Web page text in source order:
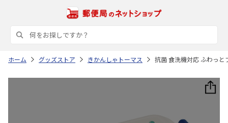
ホーム グッズストア きかんしゃトーマス 抗菌 食洗機対応 ふわっと